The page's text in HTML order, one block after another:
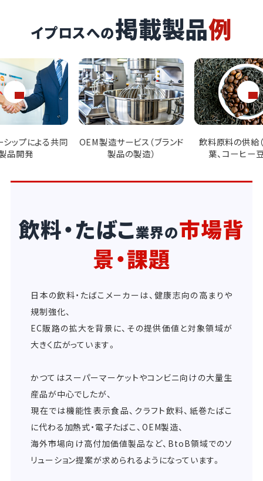
イプロスへの掲載製品例
ービス（ブランド
の製造）
飲料原料の供給（果汁、茶
葉、コーヒー豆など）
パッケージング
ル、缶、パウチ
飲料・たばこ業界の市場背
景・課題
日本の飲料・たばこメーカーは、健康志向の高まりや
規制強化、
EC販路の拡大を背景に、その提供価値と対象領域が
大きく広がっています。
かつてはスーパーマーケットやコンビニ向けの大量生
産品が中心でしたが、
現在では機能性表示食品、クラフト飲料、紙巻たばこ
に代わる加熱式・電子たばこ、OEM製造、
海外市場向け高付加価値製品など、BtoB領域でのソ
リューション提案が求められるようになっています。